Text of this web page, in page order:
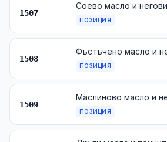
1507
ПОЗИЦИЯ
1508
ПОЗИЦИЯ
1509
ПОЗИЦИЯ